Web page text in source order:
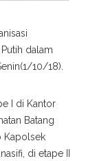
dalam
10/18).
I di Kantor
Batang
Kapolsek
di etape II